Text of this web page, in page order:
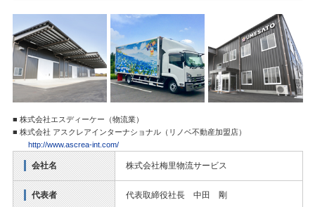
■ 株式会社エスディーケー（物流業）
■ 株式会社 アスクレアインターナショナル（リノベ不動産加盟店）
http://www.ascrea-int.com/
会社名 株式会社梅里物流サービス
代表者 代表取締役社長 中田 剛